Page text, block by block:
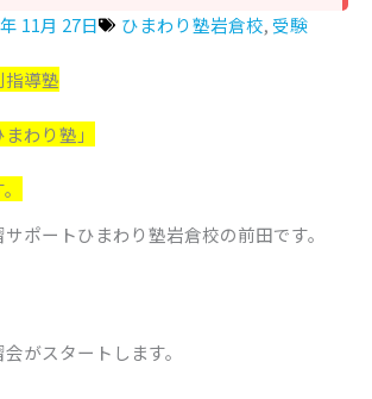
11月 27日 ひまわり塾岩倉校, 受験
導塾
わり塾」
ポートひまわり塾岩倉校の前田です。
がスタートします。